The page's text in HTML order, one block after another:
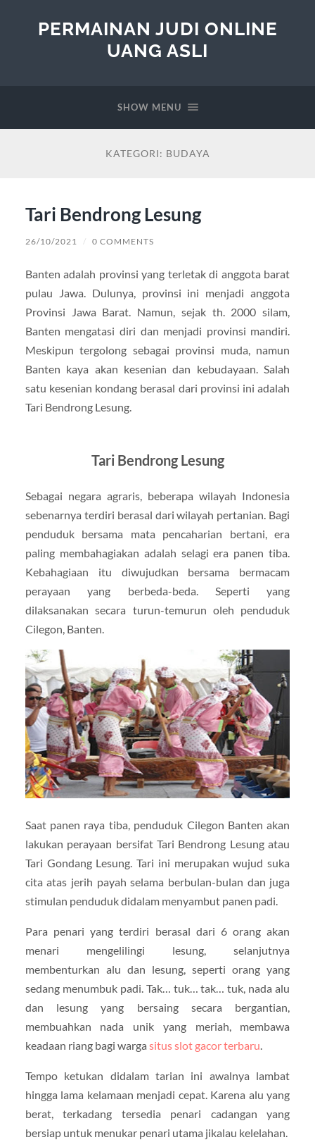
PERMAINAN JUDI ONLINE
UANG ASLI
SHOW MENU
KATEGORI: BUDAYA
Tari Bendrong Lesung
26/10/2021 / 0 COMMENTS
Banten adalah provinsi yang terletak di anggota barat
pulau Jawa. Dulunya, provinsi ini menjadi anggota
Provinsi Jawa Barat. Namun, sejak th. 2000 silam,
Banten mengatasi diri dan menjadi provinsi mandiri.
Meskipun tergolong sebagai provinsi muda, namun
Banten kaya akan kesenian dan kebudayaan. Salah
satu kesenian kondang berasal dari provinsi ini adalah
Tari Bendrong Lesung.
Tari Bendrong Lesung
Sebagai negara agraris, beberapa wilayah Indonesia
sebenarnya terdiri berasal dari wilayah pertanian. Bagi
penduduk bersama mata pencaharian bertani, era
paling membahagiakan adalah selagi era panen tiba.
Kebahagiaan itu diwujudkan bersama bermacam
perayaan yang berbeda-beda. Seperti yang
dilaksanakan secara turun-temurun oleh penduduk
Cilegon, Banten.
Saat panen raya tiba, penduduk Cilegon Banten akan
lakukan perayaan bersifat Tari Bendrong Lesung atau
Tari Gondang Lesung. Tari ini merupakan wujud suka
cita atas jerih payah selama berbulan-bulan dan juga
stimulan penduduk didalam menyambut panen padi.
Para penari yang terdiri berasal dari 6 orang akan
menari mengelilingi lesung, selanjutnya
membenturkan alu dan lesung, seperti orang yang
sedang menumbuk padi. Tak… tuk… tak… tuk, nada alu
dan lesung yang bersaing secara bergantian,
membuahkan nada unik yang meriah, membawa
keadaan riang bagi warga situs slot gacor terbaru
Tempo ketukan didalam tarian ini awalnya lambat
hingga lama kelamaan menjadi cepat. Karena alu yang
berat, terkadang tersedia penari cadangan yang
bersiap untuk menukar penari utama jikalau kelelahan.